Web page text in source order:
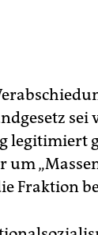
sei
legitimiert
Fraktion